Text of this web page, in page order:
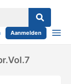
Aanmelden